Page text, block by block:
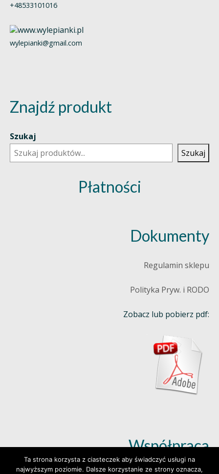
+48533101016
wylepianki@gmail.com
Znajdź produkt
Szukaj
Szukaj
Płatności
Dokumenty
Regulamin sklepu
Polityka Pryw. i RODO
Zobacz lub pobierz pdf:
Współpraca
Ta strona korzysta z ciasteczek aby świadczyć usługi na
najwyższym poziomie. Dalsze korzystanie ze strony oznacza,